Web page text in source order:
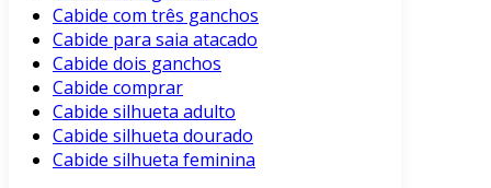
Cabide com três ganchos
Cabide para saia atacado
Cabide dois ganchos
Cabide comprar
Cabide silhueta adulto
Cabide silhueta dourado
Cabide silhueta feminina